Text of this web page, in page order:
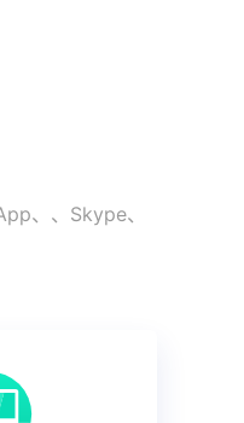
、、Skype、